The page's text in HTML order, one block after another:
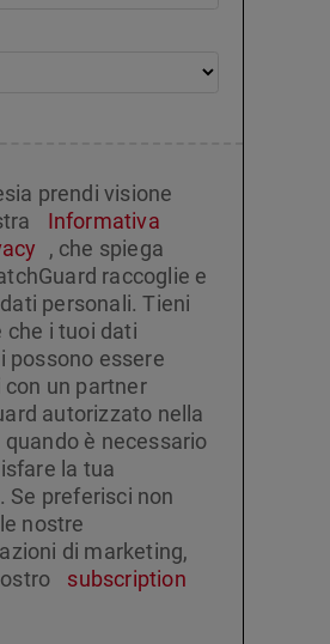
prendi visione
Informativa
, che spiega
raccoglie e
personali. Tieni
che i tuoi dati
possono essere
con un partner
autorizzato nella
è necessario
la tua
Se preferisci non
nostre
di marketing,
subscription